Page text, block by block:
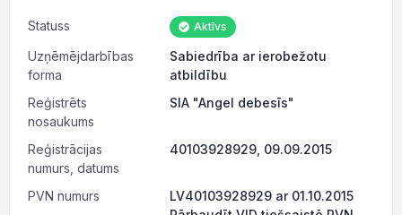
Statuss Aktīvs
Uzņēmējdarbības
forma
Sabiedrība ar ierobežotu
atbildību
Reģistrēts
nosaukums
SIA "Angel debesīs"
Reģistrācijas
numurs, datums
40103928929, 09.09.2015
PVN numurs
LV40103928929 ar 01.10.2015